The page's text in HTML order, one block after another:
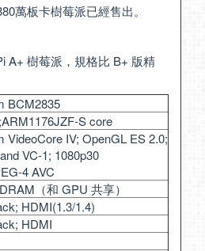
萬板卡樹莓派已經售出。
A+ 樹莓派，規格比 B+ 版精
BCM2835
S core
VideoCore IV; OpenGL ES 2.0;
VC-1; 1080p30
4 AVC
（和 GPU 共享）
HDMI(1.3/1.4)
HDMI